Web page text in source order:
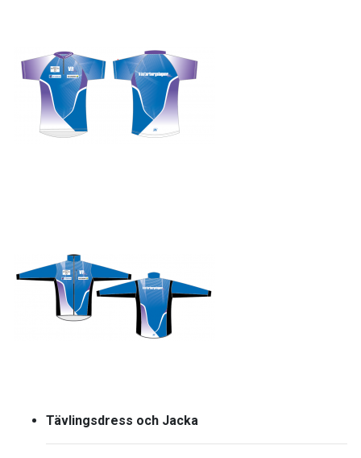
Tävlingsdress och Jacka